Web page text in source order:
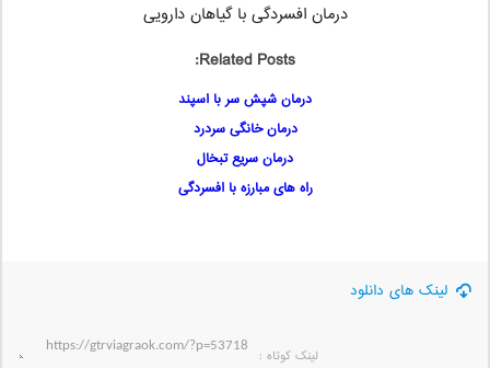
درمان افسردگی با گیاهان دارویی
Related Posts:
درمان شپش سر با اسپند
درمان خانگی سردرد
درمان سریع تبخال
راه های مبارزه با افسردگی
لینک های دانلود
لینک کوتاه‌ :